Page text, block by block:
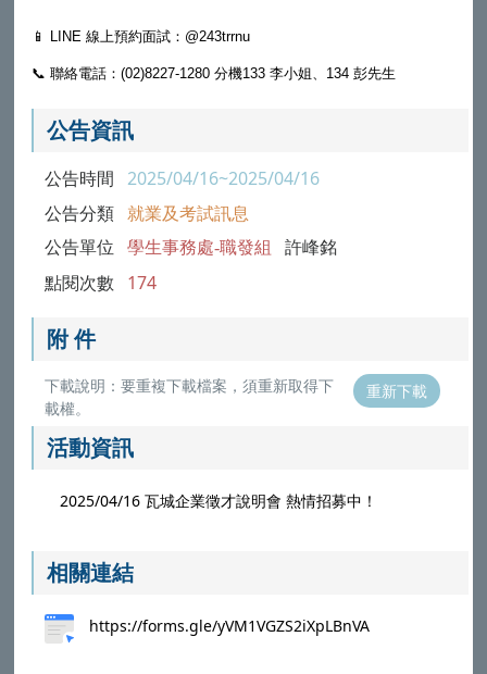
📱 LINE 線上預約面試：@243trrnu
📞 聯絡電話：(02)8227-1280 分機133 李小姐、134 彭先生
公告資訊
公告時間 2025/04/16~2025/04/16
公告分類 就業及考試訊息
公告單位 學生事務處-職發組 許峰銘
點閱次數 174
附 件
下載說明：要重複下載檔案，須重新取得下
載權。
重新下載
活動資訊
2025/04/16 瓦城企業徵才說明會 熱情招募中！
相關連結
https://forms.gle/yVM1VGZS2iXpLBnVA